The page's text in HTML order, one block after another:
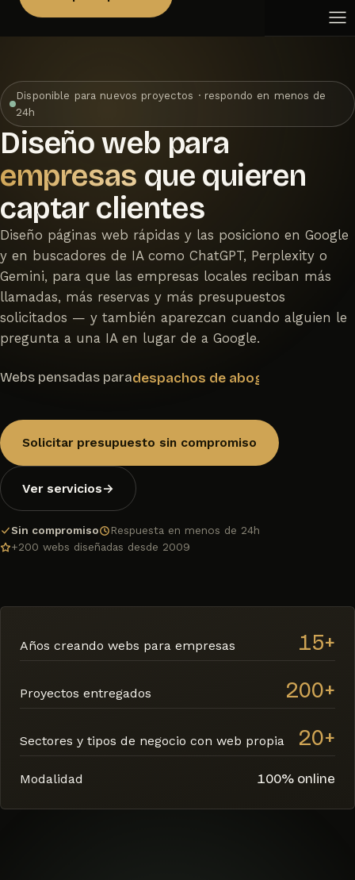
Aulas virtuales
Aplicaciones a medida
Academias y centros de formación
Veterinarias
Gimnasios y centros deportivos
Editoriales
Joyerías
Floristerías
Disponible para nuevos proyectos · respondo en menos de
24h
Diseño web para
empresas que quieren
captar clientes
Diseño páginas web rápidas y las posiciono en Google
y en buscadores de IA como ChatGPT, Perplexity o
Gemini, para que las empresas locales reciban más
llamadas, más reservas y más presupuestos
solicitados — y también aparezcan cuando alguien le
pregunta a una IA en lugar de a Google.
Webs pensadas pararestaurantes
Solicitar presupuesto sin compromiso
Ver servicios→
Sin compromiso
Respuesta en menos de 24h
+200 webs diseñadas desde 2009
Años creando webs para empresas 15+
Proyectos entregados 200+
Sectores y tipos de negocio con web propia 20+
Modalidad 100% online